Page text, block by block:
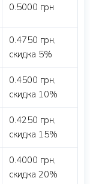
0.5000 грн
0.4750 грн,
скидка 5%
0.4500 грн,
скидка 10%
0.4250 грн,
скидка 15%
0.4000 грн,
скидка 20%